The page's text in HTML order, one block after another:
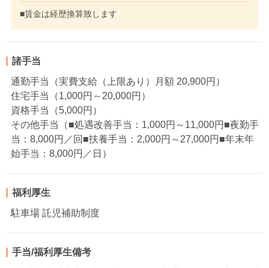
■賃金は経歴換算致します
諸手当
通勤手当（実費支給（上限あり）月額 20,900円）
住宅手当（1,000円～20,000円）
資格手当（5,000円）
その他手当（■処遇改善手当：1,000円～11,000円■夜勤手
当：8,000円／回■扶養手当：2,000円～27,000円■年末年
始手当：8,000円／日）
福利厚生
駐車場 託児補助制度
手当/福利厚生備考